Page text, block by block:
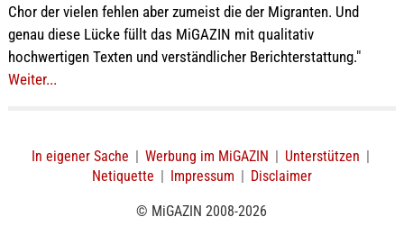
Chor der vielen fehlen aber zumeist die der Migranten. Und
genau diese Lücke füllt das MiGAZIN mit qualitativ
hochwertigen Texten und verständlicher Berichterstattung."
Weiter...
In eigener Sache Werbung im MiGAZIN Unterstützen
Netiquette
Impressum Disclaimer
© MiGAZIN 2008-2026